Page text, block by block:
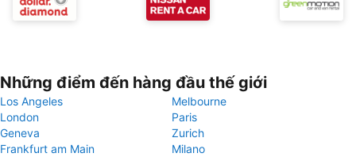
Những điểm đến hàng đầu thế giới
Los Angeles
Melbourne
London
Paris
Geneva
Zurich
Frankfurt am Main
Milano